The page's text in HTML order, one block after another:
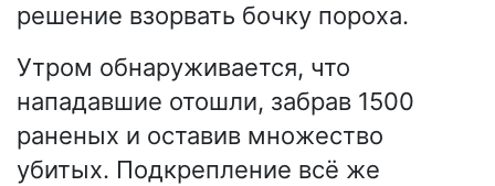
решение взорвать бочку пороха.
Утром обнаруживается, что
нападавшие отошли, забрав 1500
раненых и оставив множество
убитых. Подкрепление всё же